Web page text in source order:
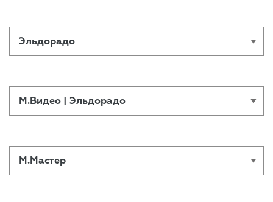
Эльдорадо
М.Видео | Эльдорадо
М.Мастер